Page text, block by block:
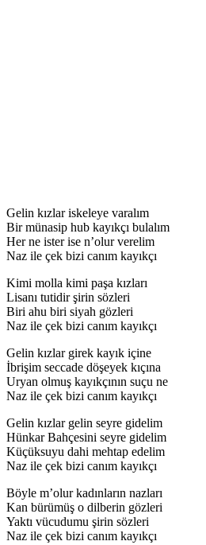
Gelin kızlar iskeleye varalım
Bir münasip hub kayıkçı bulalım
Her ne ister ise n’olur verelim
Naz ile çek bizi canım kayıkçı
Kimi molla kimi paşa kızları
Lisanı tutidir şirin sözleri
Biri ahu biri siyah gözleri
Naz ile çek bizi canım kayıkçı
Gelin kızlar girek kayık içine
İbrişim seccade döşeyek kıçına
Uryan olmuş kayıkçının suçu ne
Naz ile çek bizi canım kayıkçı
Gelin kızlar gelin seyre gidelim
Hünkar Bahçesini seyre gidelim
Küçüksuyu dahi mehtap edelim
Naz ile çek bizi canım kayıkçı
Böyle m’olur kadınların nazları
Kan bürümüş o dilberin gözleri
Yaktı vücudumu şirin sözleri
Naz ile çek bizi canım kayıkçı